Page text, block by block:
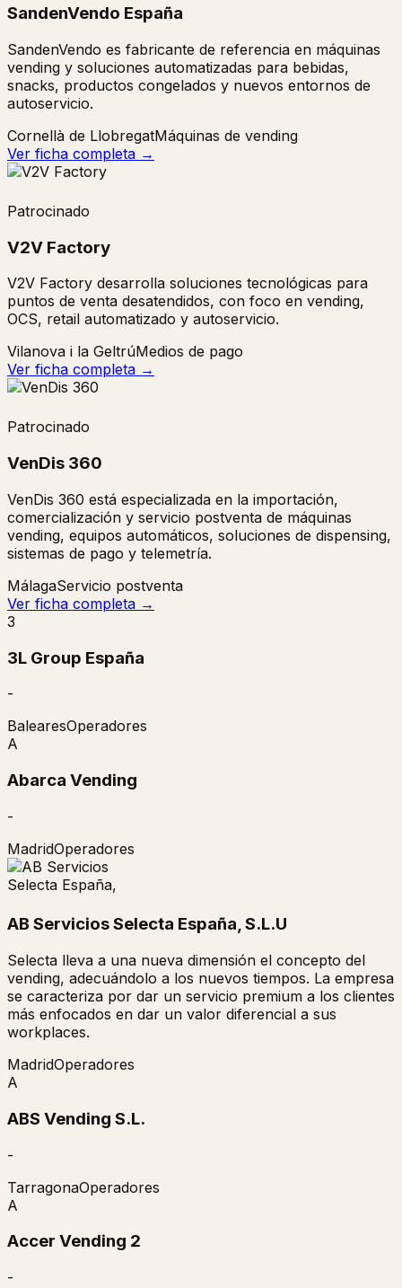
SandenVendo España
SandenVendo es fabricante de referencia en máquinas
vending y soluciones automatizadas para bebidas,
snacks, productos congelados y nuevos entornos de
autoservicio.
Cornellà de LlobregatMáquinas de vending
Ver ficha completa →
Patrocinado
V2V Factory
V2V Factory desarrolla soluciones tecnológicas para
puntos de venta desatendidos, con foco en vending,
OCS, retail automatizado y autoservicio.
Vilanova i la GeltrúMedios de pago
Ver ficha completa →
Patrocinado
VenDis 360
VenDis 360 está especializada en la importación,
comercialización y servicio postventa de máquinas
vending, equipos automáticos, soluciones de dispensing,
sistemas de pago y telemetría.
MálagaServicio postventa
Ver ficha completa →
3
3L Group España
-
BalearesOperadores
A
Abarca Vending
-
MadridOperadores
AB Servicios Selecta España, S.L.U
Selecta lleva a una nueva dimensión el concepto del
vending, adecuándolo a los nuevos tiempos. La empresa
se caracteriza por dar un servicio premium a los clientes
más enfocados en dar un valor diferencial a sus
workplaces.
MadridOperadores
A
ABS Vending S.L.
-
TarragonaOperadores
A
Accer Vending 2
-